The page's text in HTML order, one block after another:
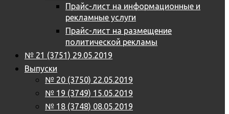
Прайс-лист на информационные и
рекламные услуги
Прайс-лист на размещение
политической рекламы
№ 21 (3751) 29.05.2019
Выпуски
№ 20 (3750) 22.05.2019
№ 19 (3749) 15.05.2019
№ 18 (3748) 08.05.2019